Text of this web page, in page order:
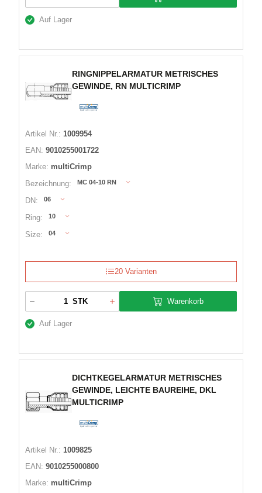
Auf Lager
RINGNIPPELARMATUR METRISCHES
GEWINDE, RN MULTICRIMP
Artikel Nr.: 1009954
EAN: 9010255001722
Marke: multiCrimp
Bezeichnung:
MC 04-10 RN
DN: 06
Ring: 10
Size: 04
20 Varianten
STK Warenkorb
Auf Lager
DICHTKEGELARMATUR METRISCHES
GEWINDE, LEICHTE BAUREIHE, DKL
MULTICRIMP
Artikel Nr.: 1009825
EAN: 9010255000800
Marke: multiCrimp